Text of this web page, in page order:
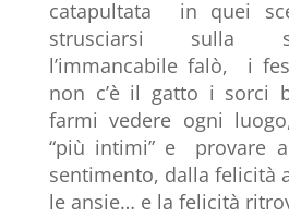
catapultata in quei
strusciarsi sulla
l’immancabile falò, i
non c’è il gatto i sorci
farmi vedere ogni
“più intimi” e provare
sentimento, dalla felicità
le ansie… e la felicità